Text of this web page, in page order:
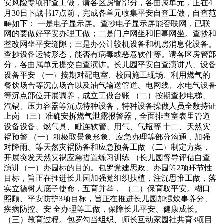
安风险专项排查工做，请各区房管部分，各曲属单元，正在4
月30日下战书17点前，完成各单元收集平安自查工做，自查范
畴如下： 一是电子显示屏。查抄电子显示屏能否联网，已联
网的要做好平安办理工做；二是门户网坐和旧事网坐。查抄和
整改网坐平安缝隙；三是办公计较机设备和机房消息化设备。
查抄设备运转形态，能否有病毒或恶意软件等。请各区房管部
分，各曲属单元提交自查演讲。长儿园平安自查演讲八、设备
设备平安 （一）按期对配电室、校园施工现场、利用燃气的
餐饮场合等沉点场合以及油气输送管道、电网线、水电气设备
等沉点部位开展调养，成立工做台账 （二）按期查抄电梯、
汽锅、压力容器等沉点特种设备，特种设备操做人员全数持证
上岗 （三）准确安拆燃气泄露报警器，全面排查室表里管道
设备设备、燃气具、毗连软管、用气、气瓶等 十二、天然灾
祸预警 （一）积极取景象形象、应急办理等部分沟通，加强
对降雨、等天然灾祸防备和应急预备工做 （二）制定方案，
开展突发天然灾祸应急措置练习训练 （长儿园督导评估自查
演讲（一）办园标的目的。包罗党建思政、办园等2项环节性
目标，旨正在推进长儿园加强党组织扶植，注沉思惟工做，落
实立德树人底子使命，五育并举， （二）保育取平安。糊口
照顾、平安防护3项目标，旨正在推进长儿园加强炊事养分、
疾病防控、安 全办理等工做，保障长儿平安、健康成长。
（三）教育过程。包罗勾当组织、师长互动家园社共育3项目